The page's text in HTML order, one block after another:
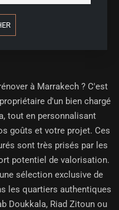
à Marrakech? C'est
d'un bien chargé
tout en personnalisant
goûts et votre projet. Ces
sont très prisés par les
potentiel de valorisation.
sélection exclusive de
les quartiers authentiques
Doukkala, Riad Zitoun ou